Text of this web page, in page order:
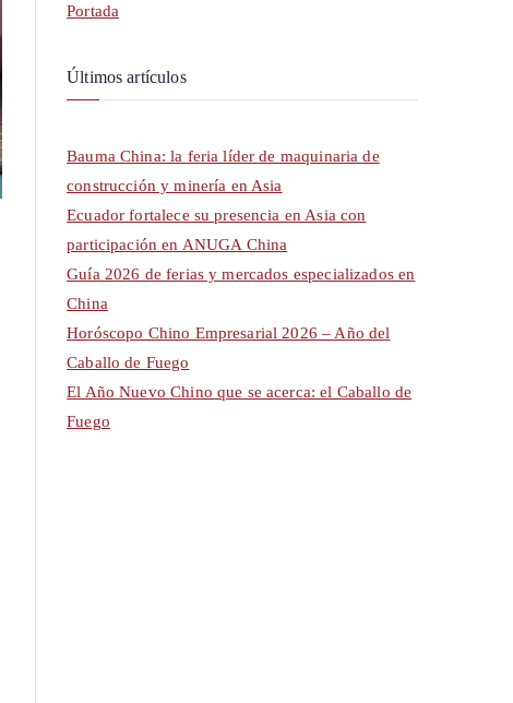
Portada
Últimos artículos
Bauma China: la feria líder de maquinaria de
construcción y minería en Asia
Ecuador fortalece su presencia en Asia con
participación en ANUGA China
Guía 2026 de ferias y mercados especializados en
China
Horóscopo Chino Empresarial 2026 – Año del
Caballo de Fuego
El Año Nuevo Chino que se acerca: el Caballo de
Fuego